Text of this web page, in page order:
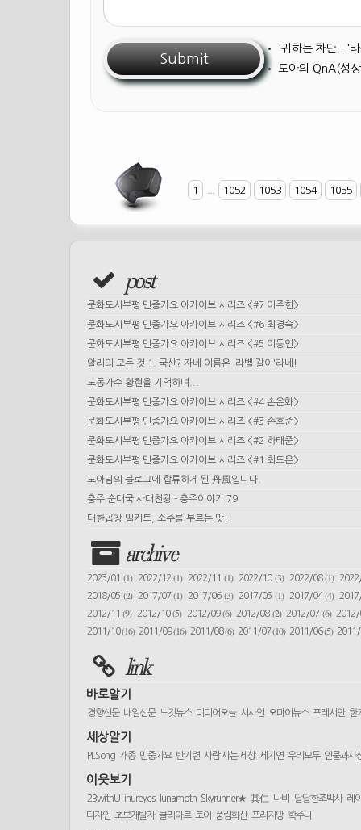
• '귀하는 차단...'
• 도아의 QnA(성
1 1052 1053 1054 1055
post
문화도시부평 민중가요 아카이브 시리즈 <#7 이주헌>
문화도시부평 민중가요 아카이브 시리즈 <#6 최경숙>
문화도시부평 민중가요 아카이브 시리즈 <#5 이동언>
알리의 모든 것 1. 국산? 자네 이름은 '라벨 갈이'라네!
노동가수 황현을 기억하며...
문화도시부평 민중가요 아카이브 시리즈 <#4 손은화>
문화도시부평 민중가요 아카이브 시리즈 <#3 손호준>
문화도시부평 민중가요 아카이브 시리즈 <#2 하태준>
문화도시부평 민중가요 아카이브 시리즈 <#1 최도은>
도아님의 블로그에 합류하게 된 丹風입니다.
충주 순대국 사대천왕 - 충주이야기 79
대한곱창 밀키트, 소주를 부르는 맛!
archive
2023/01 (1) 2022/12(1) 2022/11(1) 2022/10 (3) 2022/08(1)
2018/05 (2) 2017/07(1) 2017/06(3) 2017/05 (1) 2017/04(4)
2012/11(9) 2012/10(5) 2012/09(6) 2012/08 (2) 2012/07 (6)
2011/10(16) 2011/09(16) 2011/08(6) 2011/07(10) 2011/06(5)
link
바로알기
경향신문 내일신문 노컷뉴스 미디어오늘 시사인 오마이뉴스 프레시안 한
세상알기
PLSong 개종 민중가요 반기련 사람 사는 세상 세기연 우리모두 인물과사
이웃보기
2BwithU inureyes lunamoth Skyrunner★ 其仁 나비 달달한조박사 레
디자인 초보개발자 클리아르 토이 풍림화산 프리지앙 학주니